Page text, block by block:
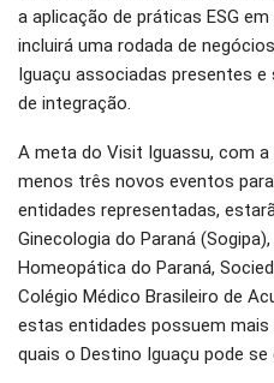
a aplicação de práticas ESG
incluirá uma rodada de
Iguaçu associadas presentes
de integração.
A meta do Visit Iguassu, com
menos três novos eventos
entidades representadas,
Ginecologia do Paraná
Homeopática do Paraná,
Colégio Médico Brasileiro de
estas entidades possuem
quais o Destino Iguaçu pode se